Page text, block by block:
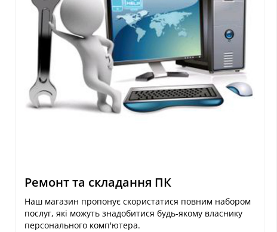
Ремонт та складання ПК
Наш магазин пропонує скористатися повним набором
послуг, які можуть знадобитися будь-якому власнику
персонального комп'ютера.